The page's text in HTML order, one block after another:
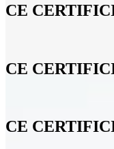
CE
CE
CE